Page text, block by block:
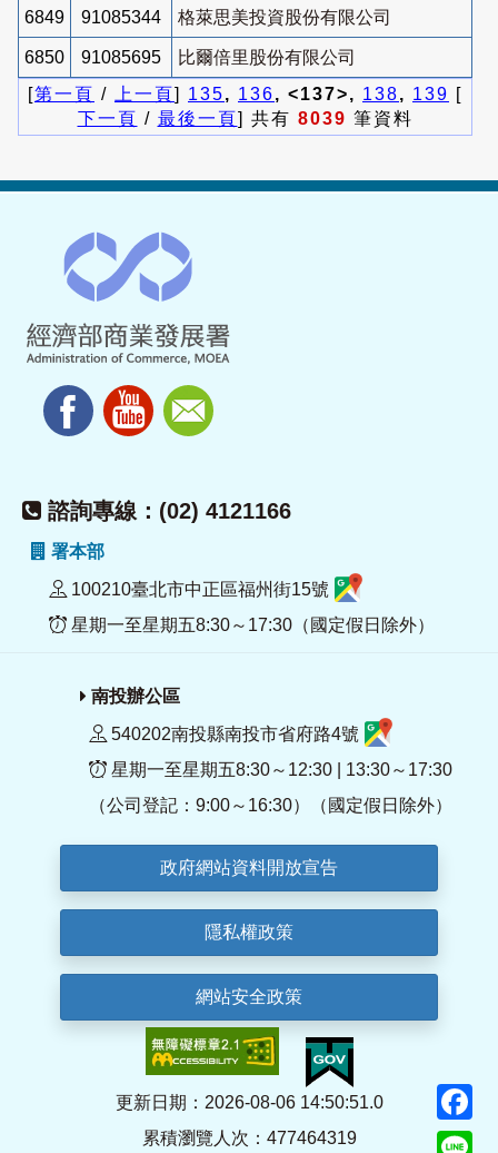
6849 91085344 格萊思美投資股份有限公司
6850 91085695
比爾倍里股份有限公司
[第一頁 / 上一頁] 135, 136, <137>, 138, 139 [
下一頁 / 最後一頁] 共有 8039 筆資料
諮詢專線：(02) 4121166
署本部
100210臺北市中正區福州街15號
星期一至星期五8:30～17:30（國定假日除外）
南投辦公區
540202南投縣南投市省府路4號
星期一至星期五8:30～12:30 | 13:30～17:30
（公司登記：9:00～16:30）（國定假日除外）
政府網站資料開放宣告
隱私權政策
網站安全政策
更新日期：2026-08-06 14:50:51.0
累積瀏覽人次：477464319